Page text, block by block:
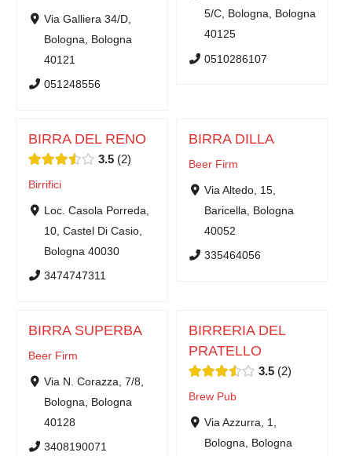
Via Galliera 34/D,
Bologna, Bologna
40121
051248556
5/C, Bologna, Bologna
40125
0510286107
BIRRA DEL RENO
3.5 2
Birrifici
Loc. Casola Porreda,
10, Castel Di Casio,
Bologna 40030
3474747311
BIRRA DILLA
Beer Firm
Via Altedo, 15,
Baricella, Bologna
40052
335464056
BIRRA SUPERBA
Beer Firm
Via N. Corazza, 7/8,
Bologna, Bologna
40128
3408190071
BIRRERIA DEL
PRATELLO
3.5 2
Brew Pub
Via Azzurra, 1,
Bologna, Bologna